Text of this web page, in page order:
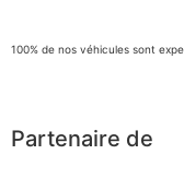
100% de nos véhicules sont
Partenaire de